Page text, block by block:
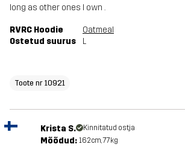
long as other ones I own .
RVRC Hoodie
Oatmeal
Ostetud suurus
L
Toote nr 10921
Krista S. Kinnitatud ostja
Mõõdud: 162cm, 77kg